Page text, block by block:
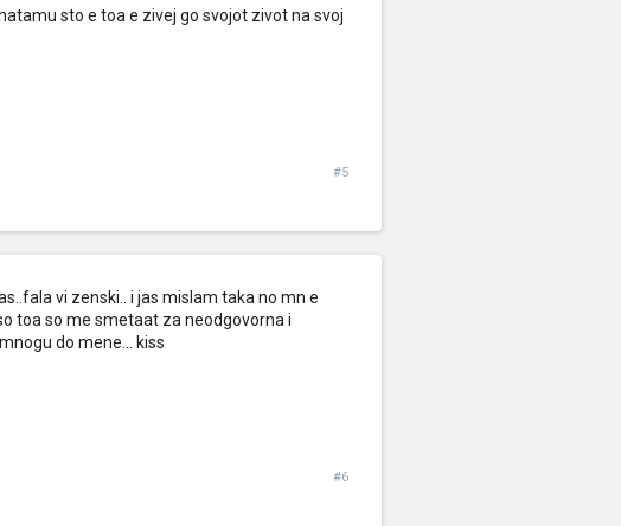
sto e toa e zivej go svojot zivot na svoj
#5
vi zenski.. i jas mislam taka no mn e
toa so me smetaat za neodgovorna i
do mene... kiss
#6